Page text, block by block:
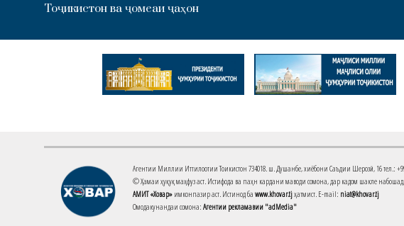
Тоҷикистон ва ҷомеаи ҷаҳон
Агентии Миллии Иттилоотии Тоҷикистон 734018. ш. Душанбе, хиёбони Саъдии Шерозӣ, 16 тел.:
© Ҳамаи ҳуқуқ маҳфуз аст. Истифода ва паҳн кардани маводи сомона, дар кадом шакле набошад,
АМИТ «Ховар» имконпазир аст. Истинод ба www.khovar.tjҳатмист. E-mail: niat@khovar.tj
Омодакунандаи сомона: Агентии рекламавии "adMedia"